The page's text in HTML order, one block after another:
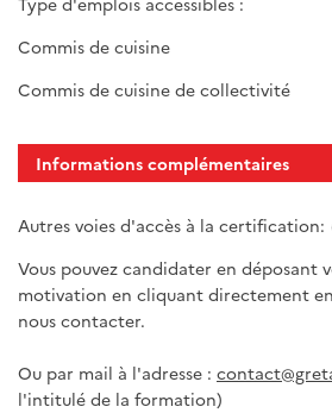
Commis de cuisine
Commis de cuisine de collectivité
Informations complémentaires
Autres voies d'accès à la certification:
Vous pouvez candidater en déposant
motivation en cliquant directement
nous contacter.
Ou par mail à l'adresse :
l'intitulé de la formation)